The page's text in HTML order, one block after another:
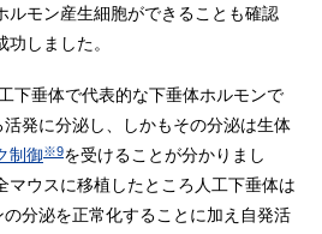
ルモン産生細胞ができることも確認
しました。
下垂体で代表的な下垂体ホルモンで
発に分泌し、しかもその分泌は生体
制御※9を受けることが分かりまし
マウスに移植したところ人工下垂体は
分泌を正常化することに加え自発活